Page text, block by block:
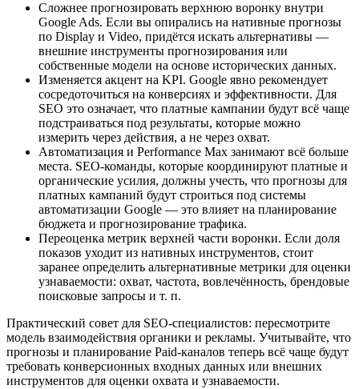
Сложнее прогнозировать верхнюю воронку внутри
Google Ads. Если вы опирались на нативные прогнозы
по Display и Video, придётся искать альтернативы —
внешние инструменты прогнозирования или
собственные модели на основе исторических данных.
Изменяется акцент на KPI. Google явно рекомендует
сосредоточиться на конверсиях и эффективности. Для
SEO это означает, что платные кампании будут всё чаще
подстраиваться под результаты, которые можно
измерить через действия, а не через охват.
Автоматизация и Performance Max занимают всё больше
места. SEO-команды, которые координируют платные и
органические усилия, должны учесть, что прогнозы для
платных кампаний будут строиться под системы
автоматизации Google — это влияет на планирование
бюджета и прогнозирование трафика.
Переоценка метрик верхней части воронки. Если доля
показов уходит из нативных инструментов, стоит
заранее определить альтернативные метрики для оценки
узнаваемости: охват, частота, вовлечённость, брендовые
поисковые запросы и т. п.
Практический совет для SEO-специалистов: пересмотрите
модель взаимодействия органики и рекламы. Учитывайте, что
прогнозы и планирование Paid-каналов теперь всё чаще будут
требовать конверсионных входных данных или внешних
инструментов для оценки охвата и узнаваемости.